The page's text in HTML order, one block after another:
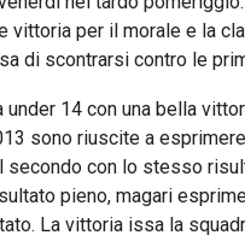
vittoria per il morale e la
di scontrarsi contro le
14 con una bella
sono riuscite a
con lo stesso
pieno, magari
La vittoria issa la